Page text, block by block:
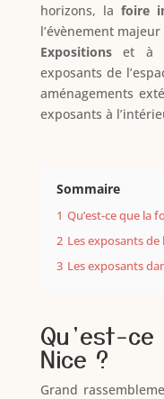
horizons, la foire
l’évènement
Expositionset à
exposants de
aménagements
exposants à
Sommaire
1 Qu’est-ce que la
2 Les exposants de
3 Les exposants
Qu’est-
Nice ?
Grand